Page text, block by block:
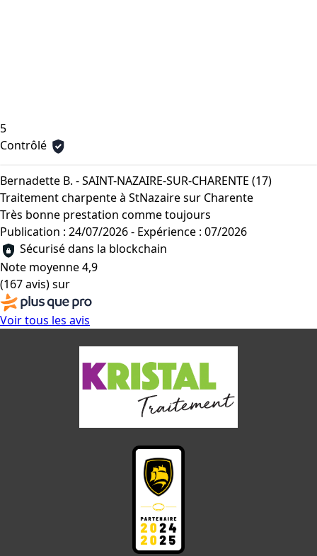
5
Contrôlé
Bernadette B. - SAINT-NAZAIRE-SUR-CHARENTE (17)
Traitement charpente à StNazaire sur Charente
Très bonne prestation comme toujours
Publication : 24/07/2026- Expérience : 07/2026
Sécurisé dans la blockchain
Note moyenne4,9
(167 avis)sur
Voir tous les avis